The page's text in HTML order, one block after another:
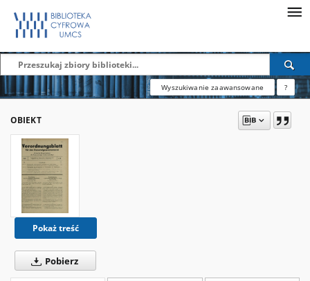
Wyszukiwanie zaawansowane ?
OBIEKT
Pokaż treść
Pobierz